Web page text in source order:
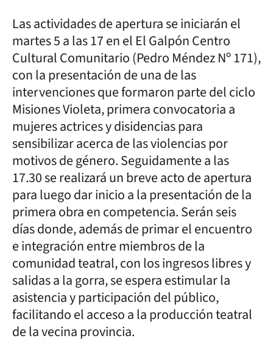
Las actividades de apertura se iniciarán el
martes 5 a las 17 en el El Galpón Centro
Cultural Comunitario (Pedro Méndez Nº 171),
con la presentación de una de las
intervenciones que formaron parte del ciclo
Misiones Violeta, primera convocatoria a
mujeres actrices y disidencias para
sensibilizar acerca de las violencias por
motivos de género. Seguidamente a las
17.30 se realizará un breve acto de apertura
para luego dar inicio a la presentación de la
primera obra en competencia. Serán seis
días donde, además de primar el encuentro
e integración entre miembros de la
comunidad teatral, con los ingresos libres y
salidas a la gorra, se espera estimular la
asistencia y participación del público,
facilitando el acceso a la producción teatral
de la vecina provincia.